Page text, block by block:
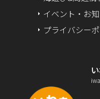
2023年2月
イベント・お
プライバシー